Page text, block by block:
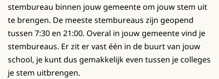
stembureau binnen jouw gemeente om jouw stem uit
te brengen. De meeste stembureaus zijn geopend
tussen 7:30 en 21:00. Overal in jouw gemeente vind je
stembureaus. Er zit er vast één in de buurt van jouw
school, je kunt dus gemakkelijk even tussen je colleges
je stem uitbrengen.